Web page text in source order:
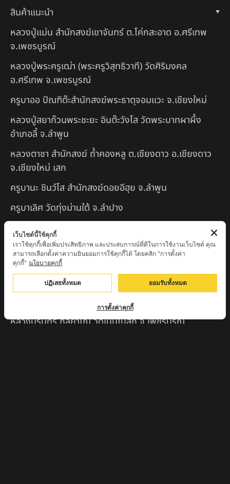
สินค้าแนะนำ
หลวงปู่แม่น สำนักสงฆ์เขาจันทร์ ต.โค่กสะอาด อ.ศรีเทพ
จ.เพชรบูรณ์
หลวงปู่พระครูเฒ่า (พระครูวิสุทธิวาที) วัดศิริมงคล
อ.ศรีเทพ จ.เพชรบูรณ์
ครูบาออ ปัณฑิต๊ะสำนักสงฆ์พระธาตุจอมแวะ จ.เชียงใหม่
หลวงปู่สยาก๊วนพระชะยะ อินต๊ะวังโส วัดพระบาทผาผึ้ง
อำเภอลี้ จ.ลำพูน
หลวงตาชา สำนักสงฆ์ ถ้ำคองหลู ต.เชียงดาว อ.เชียงดาว
จ.เชียงใหม่ เสก
ครูบานะ ชินวํโส สำนักสงฆ์ดอยอีฮุย จ.ลำพูน
ครูบาเลิศ วัดทุ่งม่านใต้ จ.ลำปาง
หลวงปู่หนู นรินโท วัดวังท่าดี จ.เพชรบูรณ์
ครูบาทอง วัดก้อท่า จ.ลำพูน
ครูบาตุ๊เจ้าปู่หว่าหลิ่ง วิระทะโย วัดเวฬุวัน อ.เชียงดาว
จ.เชียงใหม่
ครูบาศรี สุจิตโต บ้านสบก๋ง จ.ลำปาง
หลวงปู่รินทร์ กลฺยาโณ วัดเนินโบสถ์ จ.เพชรบูรณ์
เว็บไซต์นี้ใช้คุกกี้
เราใช้คุกกี้เพื่อเพิ่มประสิทธิภาพ และประสบการณ์ที่ดีในการใช้งานเว็บไซต์ คุณ
สามารถเลือกตั้งค่าความยินยอมการใช้คุกกี้ได้ โดยคลิก "การตั้งค่า
คุกกี้" นโยบายคุกกี้
ปฏิเสธทั้งหมด ยอมรับทั้งหมด
การตั้งค่าคุกกี้